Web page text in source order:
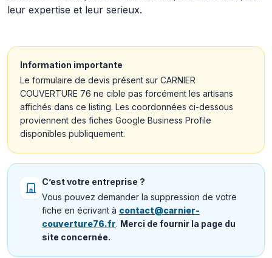
leur expertise et leur serieux.
Information importante
Le formulaire de devis présent sur CARNIER
COUVERTURE 76 ne cible pas forcément les artisans
affichés dans ce listing. Les coordonnées ci-dessous
proviennent des fiches Google Business Profile
disponibles publiquement.
C’est votre entreprise ?
Vous pouvez demander la suppression de votre
fiche en écrivant à contact@carnier-
couverture76.fr. Merci de fournir la page du
site concernée.